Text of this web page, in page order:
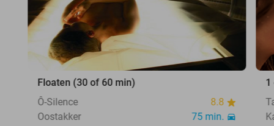
Floaten (30 of 60 min)
Ô-Silence
8.8
Oostakker
75 min.
1